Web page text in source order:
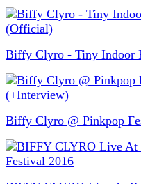
Biffy Clyro - Tiny Indoor
Biffy Clyro @ Pinkpop